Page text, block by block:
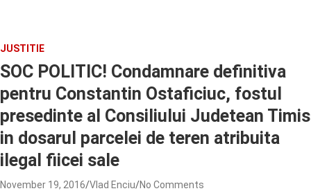
JUSTITIE
SOC POLITIC! Condamnare definitiva
pentru Constantin Ostaficiuc, fostul
presedinte al Consiliului Judetean Timis
in dosarul parcelei de teren atribuita
ilegal fiicei sale
November 19, 2016 Vlad Enciu No Comments